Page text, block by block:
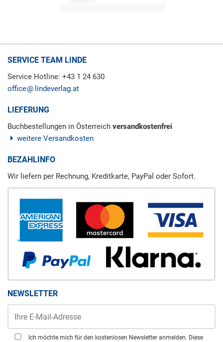
SERVICE TEAM LINDE
Service Hotline: +43 1 24 630
office
lindeverlag.at
LIEFERUNG
Buchbestellungen in Österreich versandkostenfrei
weitere Versandkosten
BEZAHLINFO
Wir liefern per Rechnung, Kreditkarte, PayPal oder Sofort.
NEWSLETTER
Ich möchte mich für den kostenlosen Newsletter anmelden. Diese